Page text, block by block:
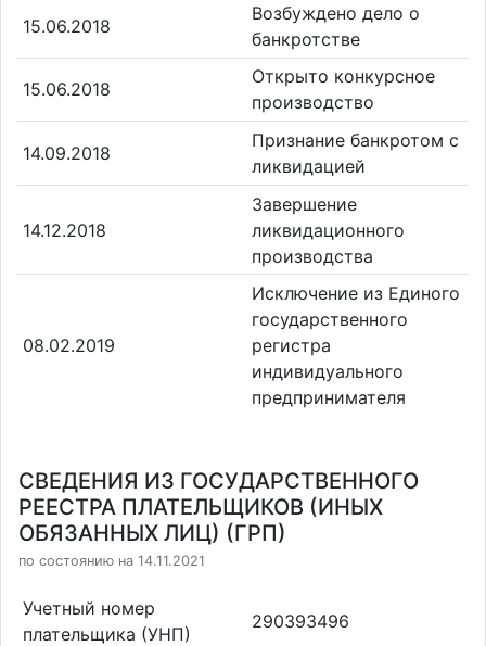
15.06.2018
Возбуждено дело о
банкротстве
15.06.2018
Открыто конкурсное
производство
14.09.2018
Признание банкротом с
ликвидацией
14.12.2018
Завершение
ликвидационного
производства
08.02.2019
Исключение из Единого
государственного
регистра
индивидуального
предпринимателя
СВЕДЕНИЯ ИЗ ГОСУДАРСТВЕННОГО
РЕЕСТРА ПЛАТЕЛЬЩИКОВ (ИНЫХ
ОБЯЗАННЫХ ЛИЦ) (ГРП)
по состоянию на 14.11.2021
Учетный номер
плательщика (УНП)
290393496